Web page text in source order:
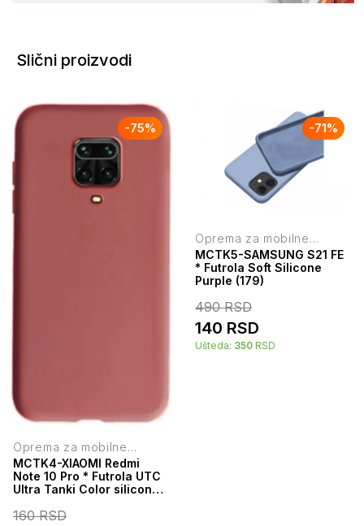
Slični proizvodi
-75%
Oprema za mobilne
telefone
MCTK4-XIAOMI Redmi
Note 10 Pro * Futrola UTC
Ultra Tanki Color silicone
160RSD
-71%
Oprema za mobilne
telefone
MCTK5-SAMSUNG S21 FE
* Futrola Soft Silicone
Purple (179)
490RSD
140 RSD
Ušteda: 350 RSD